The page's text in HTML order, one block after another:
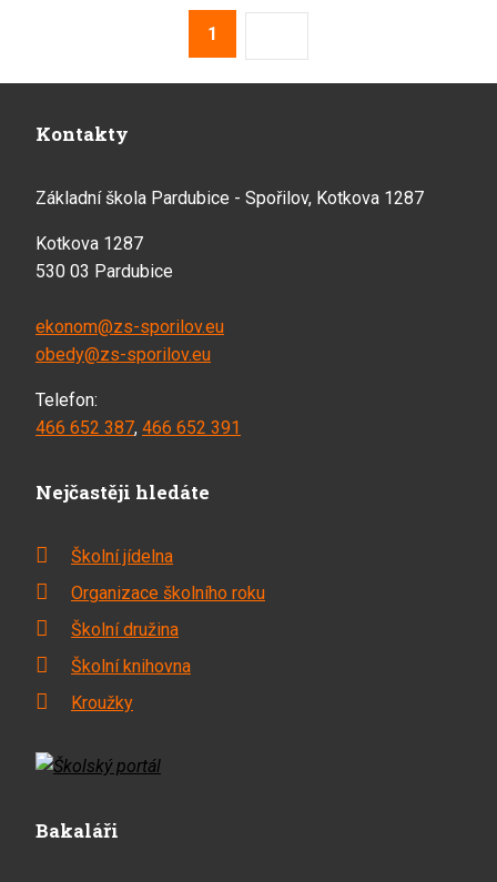
1
Kontakty
Základní škola Pardubice - Spořilov, Kotkova 1287
Kotkova 1287
530 03 Pardubice
ekonom@zs-sporilov.eu
obedy@zs-sporilov.eu
Telefon:
466 652 387, 466 652 391
Nejčastěji hledáte
Školní jídelna
Organizace školního roku
Školní družina
Školní knihovna
Kroužky
Bakaláři